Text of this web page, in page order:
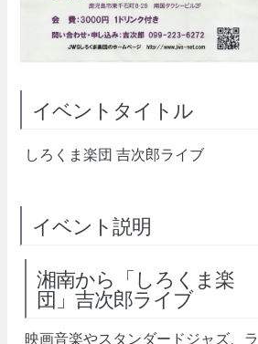
イベントタイトル
しろくま楽団 吉次郎ライブ
イベント説明
湘南から「しろくま楽
団」吉次郎ライブ
映画音楽やスタンダードジャズ、ラ